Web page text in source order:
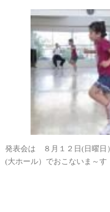
発表会は ８月１２日(日曜
(大ホール）でおこないま～す